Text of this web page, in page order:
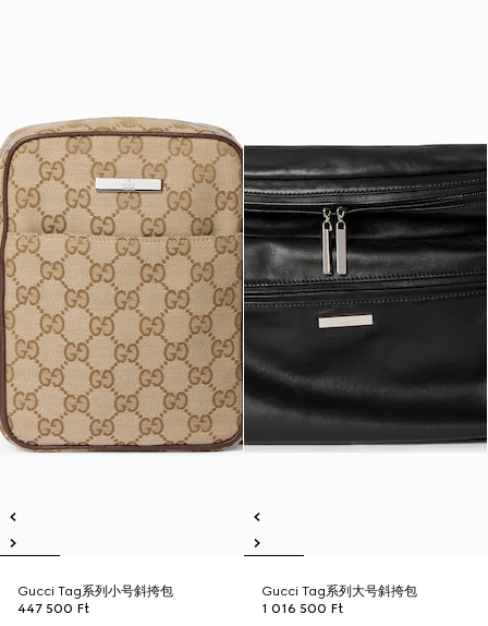
Gucci Tag系列小号斜挎包
447 500 Ft
Gucci Tag系列大号斜挎包
1 016 500 Ft